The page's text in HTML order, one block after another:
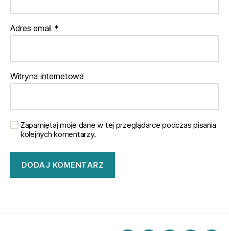
Adres email *
Witryna internetowa
Zapamiętaj moje dane w tej przeglądarce podczas pisania
kolejnych komentarzy.